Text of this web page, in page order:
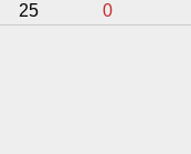
25 0